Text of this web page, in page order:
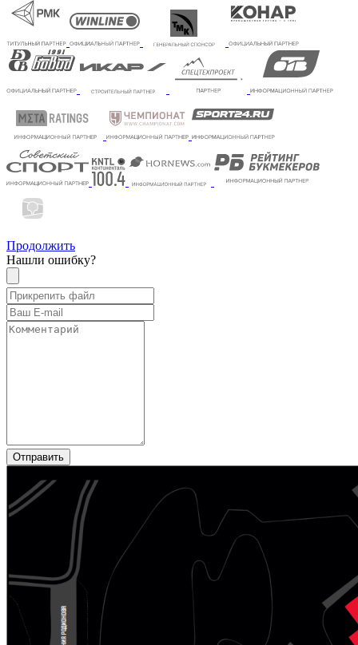
Продолжить
Нашли ошибку?